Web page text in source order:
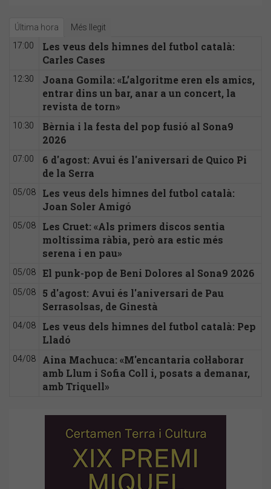
Última hora Més llegit
17:00
Les veus dels himnes del futbol català:
Carles Cases
12:30
Joana Gomila: «L’algoritme eren els amics,
entrar dins un bar, anar a un concert, la
revista de torn»
10:30
Bèrnia i la festa del pop fusió al Sona9
2026
07:00
6 d'agost: Avui és l'aniversari de Quico Pi
de la Serra
05/08
Les veus dels himnes del futbol català:
Joan Soler Amigó
05/08
Les Cruet: «Als primers discos sentia
moltíssima ràbia, però ara estic més
serena i en pau»
05/08 El punk-pop de Beni Dolores al Sona9 2026
05/08
5 d'agost: Avui és l'aniversari de Pau
Serrasolsas, de Ginestà
04/08
Les veus dels himnes del futbol català: Pep
Lladó
04/08
Aina Machuca: «M'encantaria col·laborar
amb Llum i Sofia Coll i, posats a demanar,
amb Triquell»